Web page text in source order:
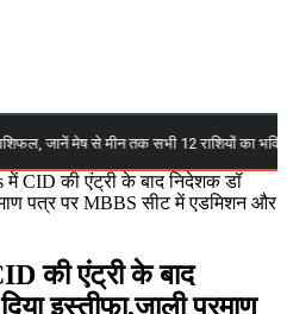
मेष से मीन तक सभी 12 राशियों का भविष्य, किन
में CID की एंट्री के बाद निदेशक डॉ
पत्र पर MBBS सीट में एडमिशन और
की एंट्री के बाद
इस्तीफा,जाली प्रमाण